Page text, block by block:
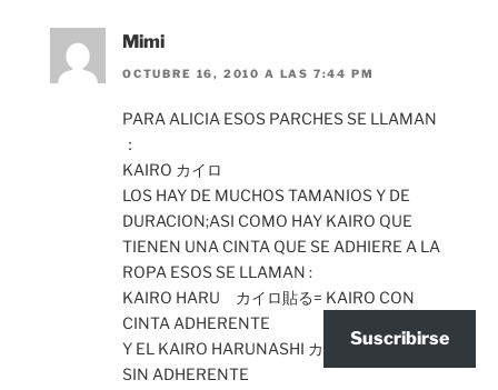
Mimi
OCTUBRE 16, 2010 A LAS 7:44 PM
PARA ALICIA ESOS PARCHES SE LLAMAN
：
KAIRO カイロ
LOS HAY DE MUCHOS TAMANIOS Y DE
DURACION;ASI COMO HAY KAIRO QUE
TIENEN UNA CINTA QUE SE ADHIERE A LA
ROPA ESOS SE LLAMAN :
KAIRO HARU カイロ貼る= KAIRO CON
CINTA ADHERENTE
Y EL KAIRO HARUNASHI カイロ貼るなし=
SIN ADHERENTE
Suscribirse